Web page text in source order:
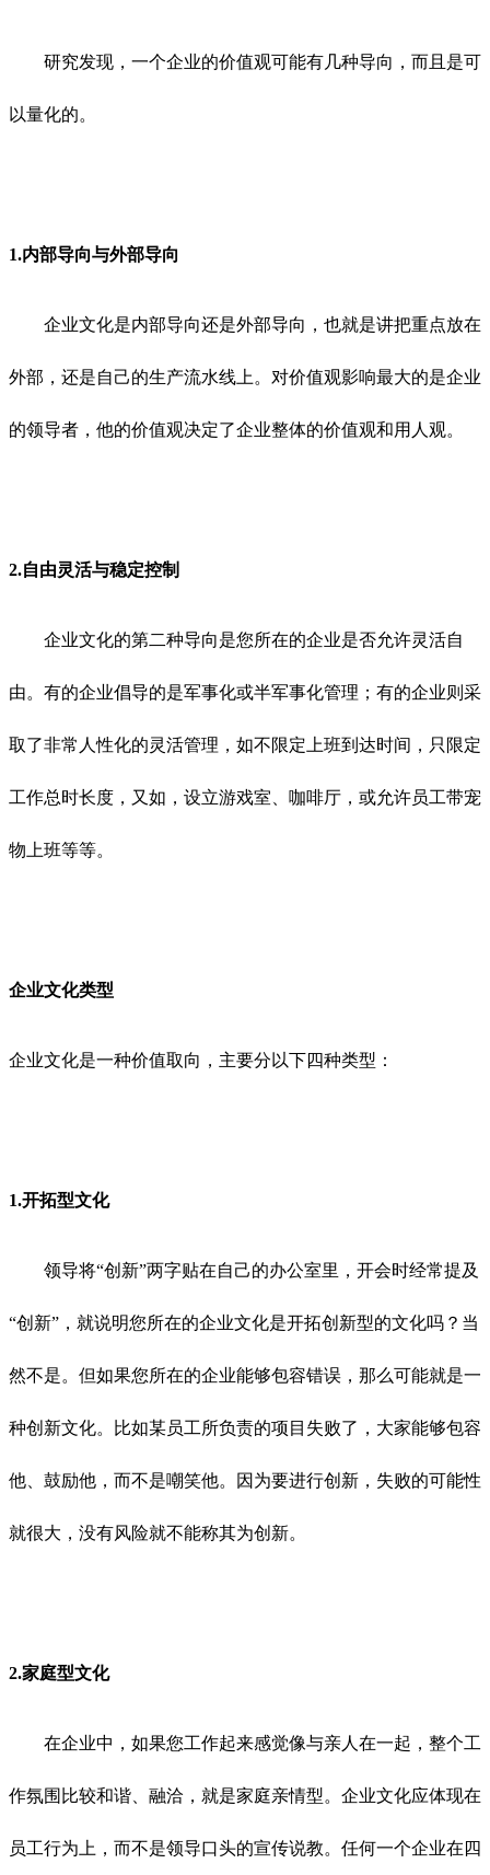
研究发现，一个企业的价值观可能有几种导向，而且是可
以量化的。
1.内部导向与外部导向
企业文化是内部导向还是外部导向，也就是讲把重点放在
外部，还是自己的生产流水线上。对价值观影响最大的是企业
的领导者，他的价值观决定了企业整体的价值观和用人观。
2.自由灵活与稳定控制
企业文化的第二种导向是您所在的企业是否允许灵活自
由。有的企业倡导的是军事化或半军事化管理；有的企业则采
取了非常人性化的灵活管理，如不限定上班到达时间，只限定
工作总时长度，又如，设立游戏室、咖啡厅，或允许员工带宠
物上班等等。
企业文化类型
企业文化是一种价值取向，主要分以下四种类型：
1.开拓型文化
领导将“创新”两字贴在自己的办公室里，开会时经常提及
“创新”，就说明您所在的企业文化是开拓创新型的文化吗？当
然不是。但如果您所在的企业能够包容错误，那么可能就是一
种创新文化。比如某员工所负责的项目失败了，大家能够包容
他、鼓励他，而不是嘲笑他。因为要进行创新，失败的可能性
就很大，没有风险就不能称其为创新。
2.家庭型文化
在企业中，如果您工作起来感觉像与亲人在一起，整个工
作氛围比较和谐、融洽，就是家庭亲情型。企业文化应体现在
员工行为上，而不是领导口头的宣传说教。任何一个企业在四